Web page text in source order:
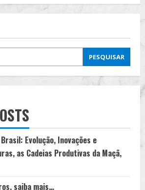
PESQUISAR
Evolução, Inovações e
as Cadeias Produtivas da Maçã,
saiba mais…